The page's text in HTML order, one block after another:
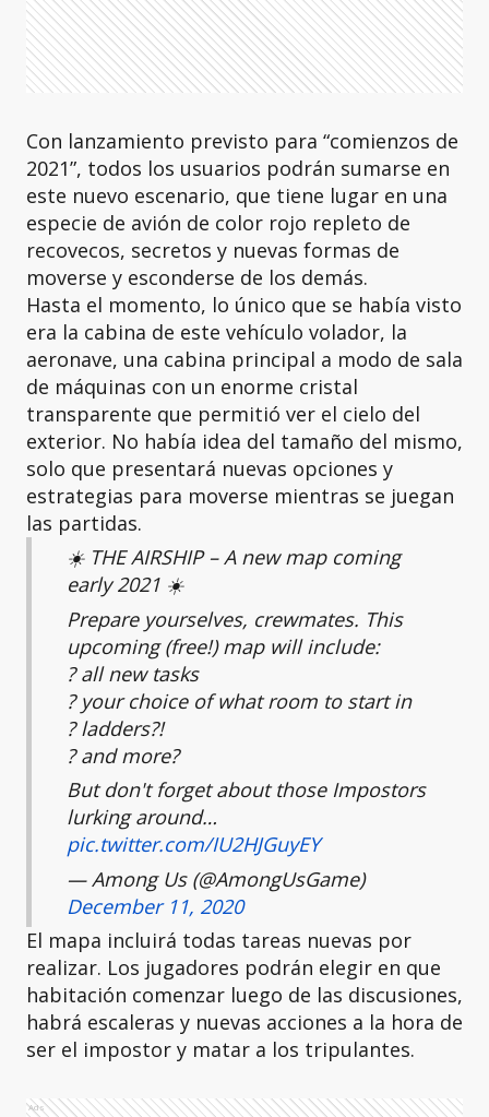
Con lanzamiento previsto para “comienzos de
2021”, todos los usuarios podrán sumarse en
este nuevo escenario, que tiene lugar en una
especie de avión de color rojo repleto de
recovecos, secretos y nuevas formas de
moverse y esconderse de los demás.
Hasta el momento, lo único que se había visto
era la cabina de este vehículo volador, la
aeronave, una cabina principal a modo de sala
de máquinas con un enorme cristal
transparente que permitió ver el cielo del
exterior. No había idea del tamaño del mismo,
solo que presentará nuevas opciones y
estrategias para moverse mientras se juegan
las partidas.
☀️ THE AIRSHIP – A new map coming
early 2021 ☀️
Prepare yourselves, crewmates. This
upcoming (free!) map will include:
? all new tasks
? your choice of what room to start in
? ladders?!
? and more?
But don't forget about those Impostors
lurking around…
pic.twitter.com/IU2HJGuyEY
— Among Us (@AmongUsGame)
December 11, 2020
El mapa incluirá todas tareas nuevas por
realizar. Los jugadores podrán elegir en que
habitación comenzar luego de las discusiones,
habrá escaleras y nuevas acciones a la hora de
ser el impostor y matar a los tripulantes.
Ads